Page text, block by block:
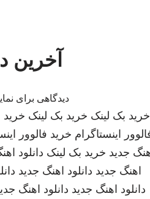
آخرین
دیدگاهی برای
خرید بک لینک خرید بک لینک خرید
اینستاگرام خرید فالوور
جدید خرید بک لینک دانلود
اهنگ جدید دانلود اهنگ جدید
دانلود اهنگ جدید دانلود اهنگ